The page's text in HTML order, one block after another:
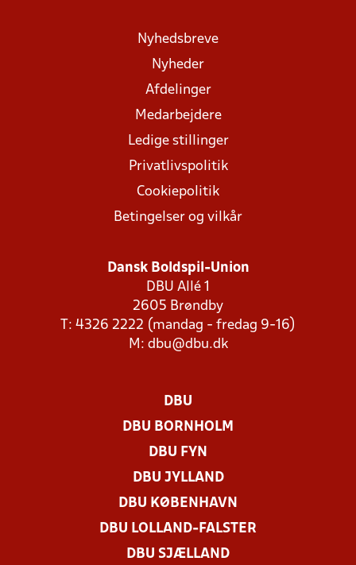
Nyhedsbreve
Nyheder
Afdelinger
Medarbejdere
Ledige stillinger
Privatlivspolitik
Cookiepolitik
Betingelser og vilkår
Dansk Boldspil-Union
DBU Allé 1
2605 Brøndby
T: 4326 2222 (mandag - fredag 9-16)
M: dbu@dbu.dk
DBU
DBU BORNHOLM
DBU FYN
DBU JYLLAND
DBU KØBENHAVN
DBU LOLLAND-FALSTER
DBU SJÆLLAND